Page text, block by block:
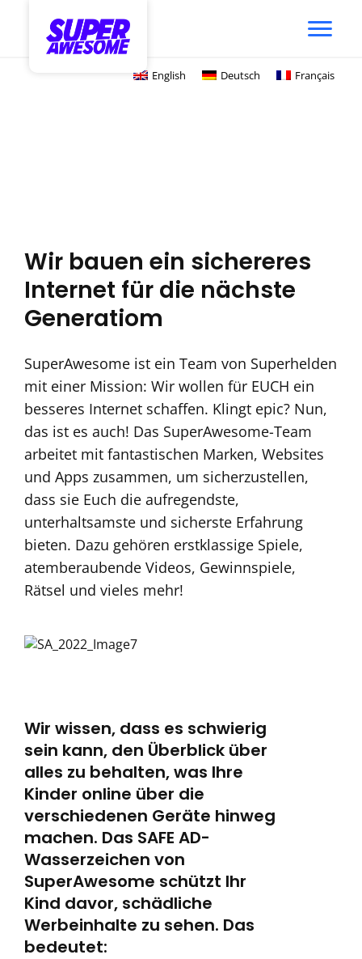
English Deutsch Français
Wir bauen ein sichereres
Internet für die nächste
Generatiom
SuperAwesome ist ein Team von Superhelden
mit einer Mission: Wir wollen für EUCH ein
besseres Internet schaffen. Klingt epic? Nun,
das ist es auch! Das SuperAwesome-Team
arbeitet mit fantastischen Marken, Websites
und Apps zusammen, um sicherzustellen,
dass sie Euch die aufregendste,
unterhaltsamste und sicherste Erfahrung
bieten. Dazu gehören erstklassige Spiele,
atemberaubende Videos, Gewinnspiele,
Rätsel und vieles mehr!
Wir wissen, dass es schwierig
sein kann, den Überblick über
alles zu behalten, was Ihre
Kinder online über die
verschiedenen Geräte hinweg
machen. Das SAFE AD-
Wasserzeichen von
SuperAwesome schützt Ihr
Kind davor, schädliche
Werbeinhalte zu sehen. Das
bedeutet: